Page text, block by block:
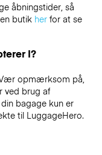
åbningstider, så
butik herfor at se
I?
opmærksom på,
ved brug af
bagage kun er
til LuggageHero.